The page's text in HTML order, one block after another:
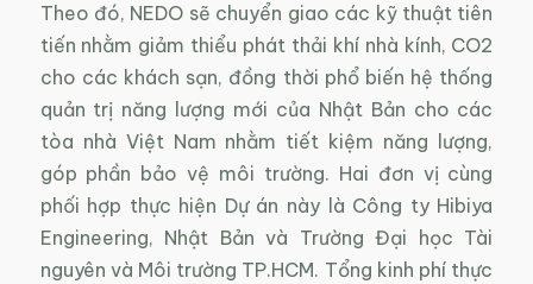
Theo đó, NEDO sẽ chuyển giao các kỹ thuật tiên
tiến nhằm giảm thiểu phát thải khí nhà kính, CO2
cho các khách sạn, đồng thời phổ biến hệ thống
quản trị năng lượng mới của Nhật Bản cho các
tòa nhà Việt Nam nhằm tiết kiệm năng lượng,
góp phần bảo vệ môi trường. Hai đơn vị cùng
phối hợp thực hiện Dự án này là Công ty Hibiya
Engineering, Nhật Bản và Trường Đại học Tài
nguyên và Môi trường TP.HCM. Tổng kinh phí thực